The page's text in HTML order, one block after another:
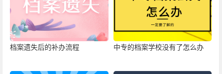
档案遗失后的补办流程 中专的档案学校没有了怎么办